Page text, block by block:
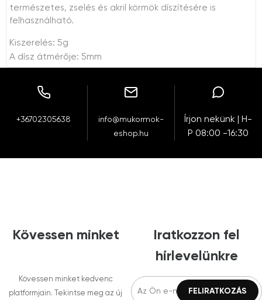
természetes, zselés és akril körmök díszítésére is
felhasználható.
Kiszerelés: 5g
A dísz átmérője: 5mm
+36702305638
info@mukormok-
eshop.hu
Írjon nekünk | H-
P 08:00 -16:30
Kövessen minket
Kövessen minket kedvenc
platformjain. Tekintse meg az új
Iratkozzon fel
hírlevelünkre